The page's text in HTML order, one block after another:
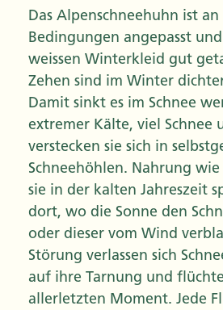
Das Alpenschneehuhn ist
Bedingungen angepasst
weissen Winterkleid gut
Zehen sind im Winter
Damit sinkt es im Schnee
extremer Kälte, viel Schnee
verstecken sie sich in
Schneehöhlen. Nahrung
sie in der kalten Jahreszeit
dort, wo die Sonne den
oder dieser vom Wind
Störung verlassen sich
auf ihre Tarnung und
allerletzten Moment. Jede